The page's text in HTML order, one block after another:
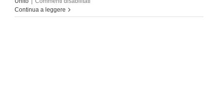
business
Continua a leggere